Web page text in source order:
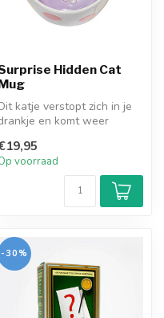
Hidden Cat
katje verstopt zich in je
en komt weer
voorraad
-30%